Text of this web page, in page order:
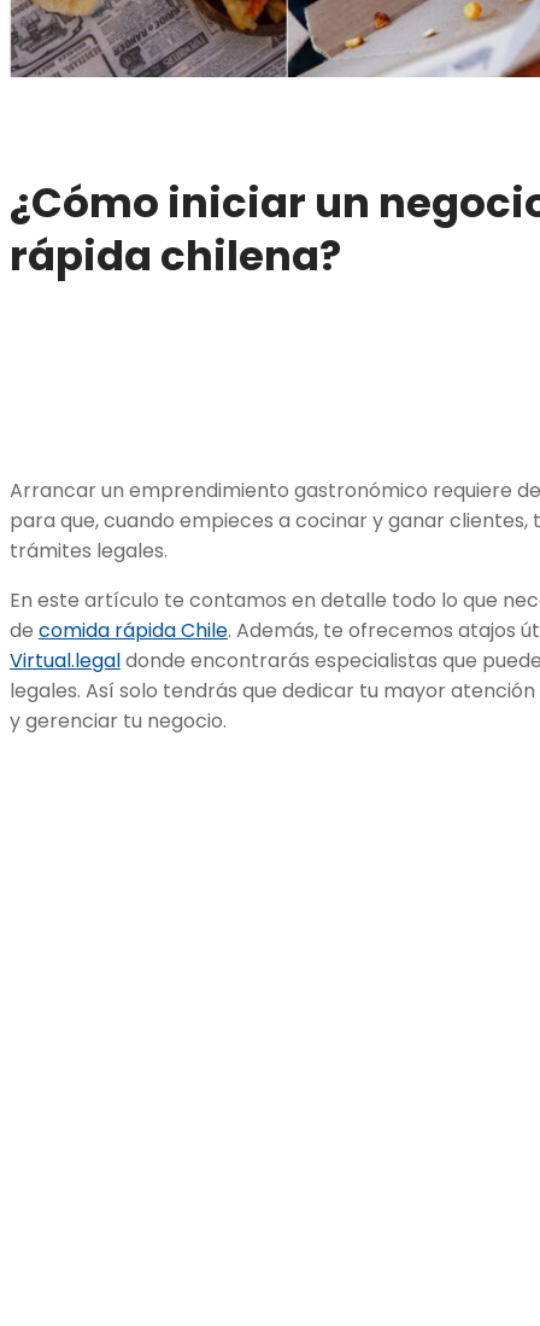
¿Cómo iniciar un
rápida chilena?
Arrancar un emprendimiento gastronómico requiere
para que, cuando empieces a cocinar y ganar clientes,
trámites legales.
En este artículo te contamos en detalle todo lo que
de comida rápida Chile. Además, te ofrecemos atajos
Virtual.legaldonde encontrarás especialistas que
legales. Así solo tendrás que dedicar tu mayor
y gerenciar tu negocio.